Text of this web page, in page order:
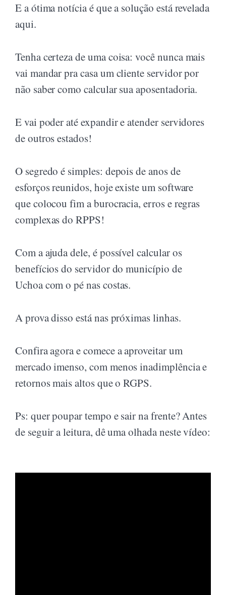
E a ótima notícia é que a solução está revelada
aqui.
Tenha certeza de uma coisa: você nunca mais
vai mandar pra casa um cliente servidor por
não saber como calcular sua aposentadoria.
E vai poder até expandir e atender servidores
de outros estados!
O segredo é simples: depois de anos de
esforços reunidos, hoje existe um software
que colocou fim a burocracia, erros e regras
complexas do RPPS!
Com a ajuda dele, é possível calcular os
benefícios do servidor do município de
Uchoa com o pé nas costas.
A prova disso está nas próximas linhas.
Confira agora e comece a aproveitar um
mercado imenso, com menos inadimplência e
retornos mais altos que o RGPS.
Ps: quer poupar tempo e sair na frente? Antes
de seguir a leitura, dê uma olhada neste vídeo: